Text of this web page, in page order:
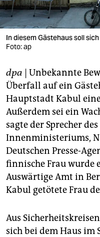
verlag
verlag
shop
fragen & hilfe
unterstützen
abo
genossenschaft
epaper login
In diesem Gästehaus soll
Foto: ap
dpa | Unbekannte
Überfall auf ein
Hauptstadt Kabul
Außerdem sei ein
sagte der Sprecher
Innenministeriums,
Deutschen Presse-
finnische Frau wurde
Auswärtige Amt in
Kabul getötete Frau
Aus
sich bei dem Haus im